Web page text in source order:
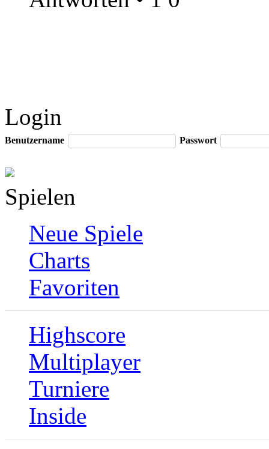
Login
Benutzername Passwort
Spielen
Neue Spiele
Charts
Favoriten
Highscore
Multiplayer
Turniere
Inside